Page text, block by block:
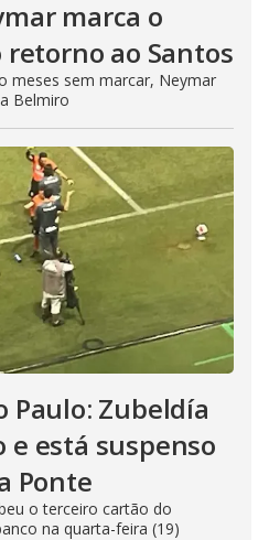
marca o
ao Santos
meses sem marcar, Neymar
Belmiro
Paulo: Zubeldía
e está suspenso
Ponte
o terceiro cartão do
na quarta-feira (19)